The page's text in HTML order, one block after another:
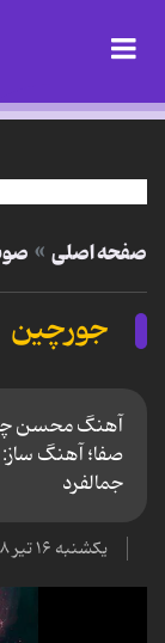
صفحه اصلی
جورچین
آهنگ محسن
صفا؛ آهنگ
جمالفرد
یکشنبه ۱۶ تیر ۱۳۹۸ - ۱۴:۲۸